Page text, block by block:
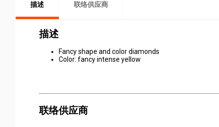
描述 联络供应商
描述
Fancy shape and color diamonds
Color: fancy intense yellow
联络供应商